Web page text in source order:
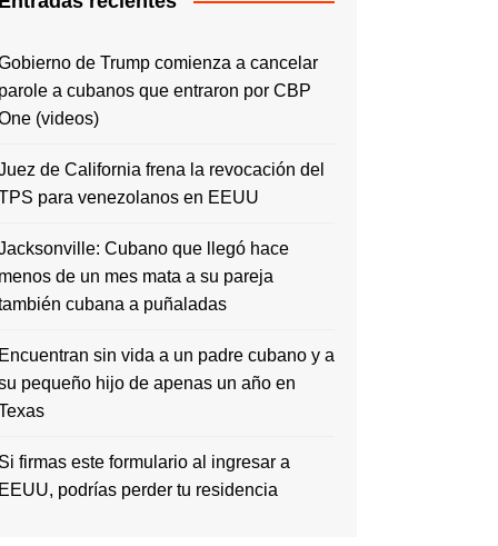
de Trump comienza a cancelar
a cubanos que entraron por CBP
(videos)
de California frena la revocación del
para venezolanos en EEUU
Cubano que llegó hace
de un mes mata a su pareja
cubana a puñaladas
sin vida a un padre cubano y a
pequeño hijo de apenas un año en
firmas este formulario al ingresar a
podrías perder tu residencia